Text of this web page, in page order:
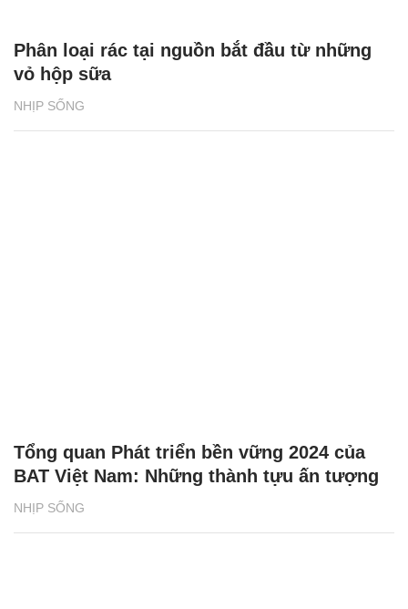
NHỊP SỐNG
Phân loại rác tại nguồn bắt đầu từ những
vỏ hộp sữa
NHỊP SỐNG
Tổng quan Phát triển bền vững 2024 của
BAT Việt Nam: Những thành tựu ấn tượng